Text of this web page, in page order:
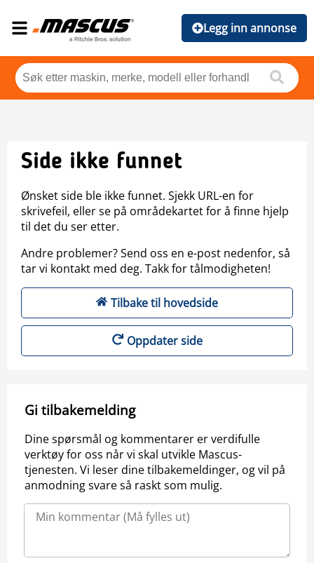
Legg inn annonse
Side ikke funnet
Ønsket side ble ikke funnet. Sjekk URL-en for
skrivefeil, eller se på områdekartet for å finne hjelp
til det du ser etter.
Andre problemer? Send oss en e-post nedenfor, så
tar vi kontakt med deg. Takk for tålmodigheten!
Tilbake til hovedside
Oppdater side
Gi tilbakemelding
Dine spørsmål og kommentarer er verdifulle
verktøy for oss når vi skal utvikle Mascus-
tjenesten. Vi leser dine tilbakemeldinger, og vil på
anmodning svare så raskt som mulig.